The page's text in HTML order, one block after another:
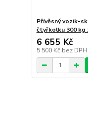
Přívěsný vozík-
čtyřkolku 300 kg
6 655 Kč
5 500 Kč bez DPH